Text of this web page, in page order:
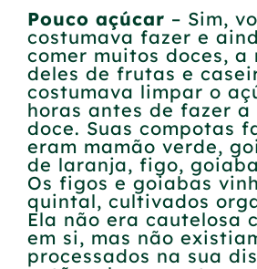
Pouco açúcar – Sim,
costumava fazer e
comer muitos doces, a
deles de frutas e
costumava limpar o
horas antes de fazer a
doce. Suas compotas
eram mamão verde,
de laranja, figo,
Os figos e goiabas
quintal, cultivados
Ela não era cautelosa
em si, mas não
processados na sua